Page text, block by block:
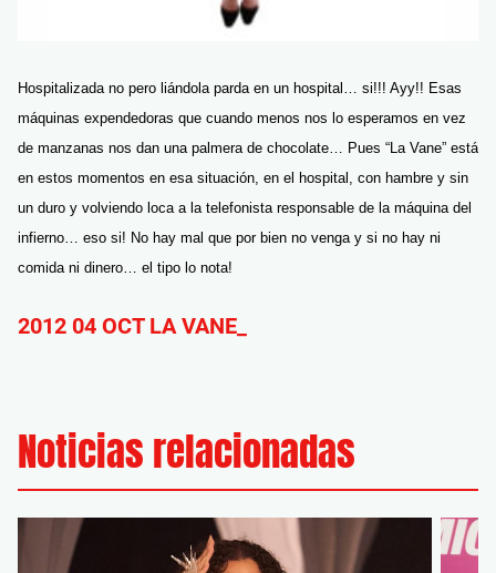
Hospitalizada no pero liándola parda en un hospital… si!!! Ayy!! Esas
máquinas expendedoras que cuando menos nos lo esperamos en vez
de manzanas nos dan una palmera de chocolate… Pues “La Vane” está
en estos momentos en esa situación, en el hospital, con hambre y sin
un duro y volviendo loca a la telefonista responsable de la máquina del
infierno… eso si! No hay mal que por bien no venga y si no hay ni
comida ni dinero… el tipo lo nota!
2012 04 OCT LA VANE_
Noticias relacionadas